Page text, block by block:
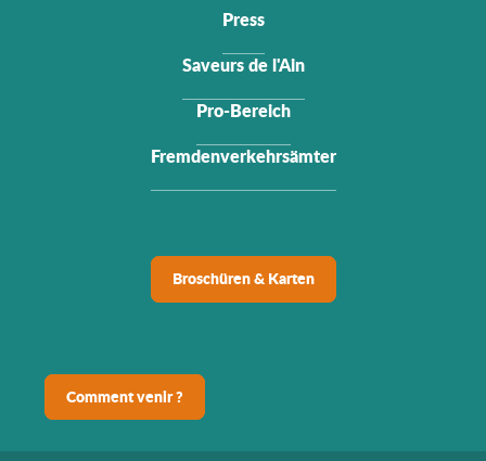
Press
Saveurs de l'Ain
Pro-Bereich
Fremdenverkehrsämter
Broschüren & Karten
Comment venir ?